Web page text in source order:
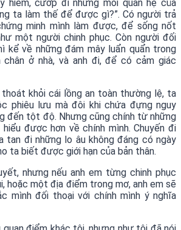
hiểm, cướp đi những mối quan hệ của
ta làm thế để được gì?”. Có người trả
minh mình làm được, để sống nốt
một người chinh phục. Còn người đối
kể về những đám mây luẩn quẩn trong
chân ở nhà, và anh đi, để có cảm giác
khỏi cái lồng an toàn thường lệ, ta
phiêu lưu mà đôi khi chứa đựng nguy
đến tột độ. Nhưng cũng chính từ những
được hơn về chính mình. Chuyến đi
tan đi những lo âu không đáng có ngày
ta biết được giới hạn của bản thân.
nhưng nếu anh em từng chinh phục
hoặc một địa điểm trong mơ, anh em sẽ
mình đối thoại với chính mình ý nghĩa